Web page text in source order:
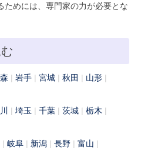
ためには、専門家の力が必要とな
岩手 宮城 秋田
山形
埼玉 千葉 茨城
栃木
岐阜 新潟 長野
富山